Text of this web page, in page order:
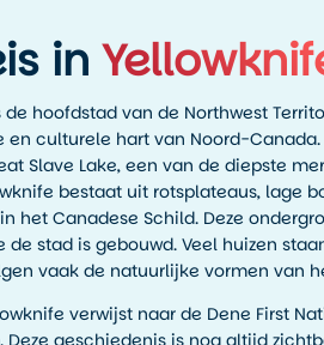
in
de hoofdstad van de Northwest
en culturele hart van Noord-
Slave Lake, een van de diepste
bestaat uit rotsplateaus, lage
het Canadese Schild. Deze
de stad is gebouwd. Veel huizen
vaak de natuurlijke vormen van
verwijst naar de Dene First